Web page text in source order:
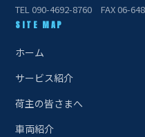
TEL 090-4692-8760 FAX 06-
SITE MAP
ホーム
サービス紹介
荷主の皆さまへ
車両紹介